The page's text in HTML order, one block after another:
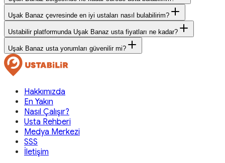
Uşak Banaz çevresinde en iyi ustaları nasıl bulabilirim?
Ustabilir platformunda Uşak Banaz usta fiyatları ne kadar?
Uşak Banaz usta yorumları güvenilir mi?
Hakkımızda
En Yakın
Nasıl Çalışır?
Usta Rehberi
Medya Merkezi
SSS
İletişim